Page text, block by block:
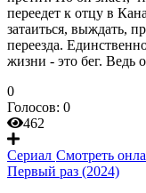
переедет к отцу в
затаиться, выждать,
переезда.
жизни - это бег. Ведь
0
Голосов: 0
462
Сериал Смотреть
Первый раз (2024)